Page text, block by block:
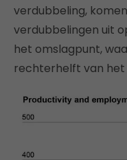
verdubbeling,
verdubbelingen uit
het omslagpunt,
rechterhelft van het